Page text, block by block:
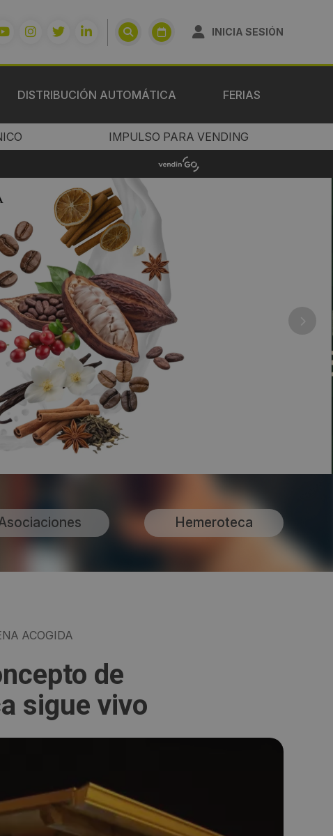
INICIA SESIÓN
DISTRIBUCIÓN AUTOMÁTICA FERIAS
IMPULSO PARA VENDING
Hemeroteca
ACOGIDA
de
sigue vivo